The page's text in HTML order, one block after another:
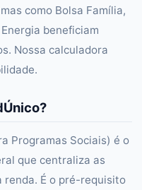
como Bolsa Família,
beneficiam
Nossa calculadora
Programas Sociais) é o
que centraliza as
renda. É o pré-requisito